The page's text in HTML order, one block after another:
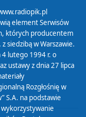
element Serwisów
których producentem
siedzibą w Warszawie.
4 lutego 1994 r. o
ustawy z dnia 27 lipca
Rozgłośnię w
S.A. na podstawie